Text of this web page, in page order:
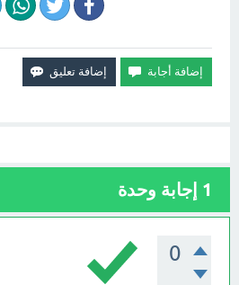
1 إجابة وحدة
0